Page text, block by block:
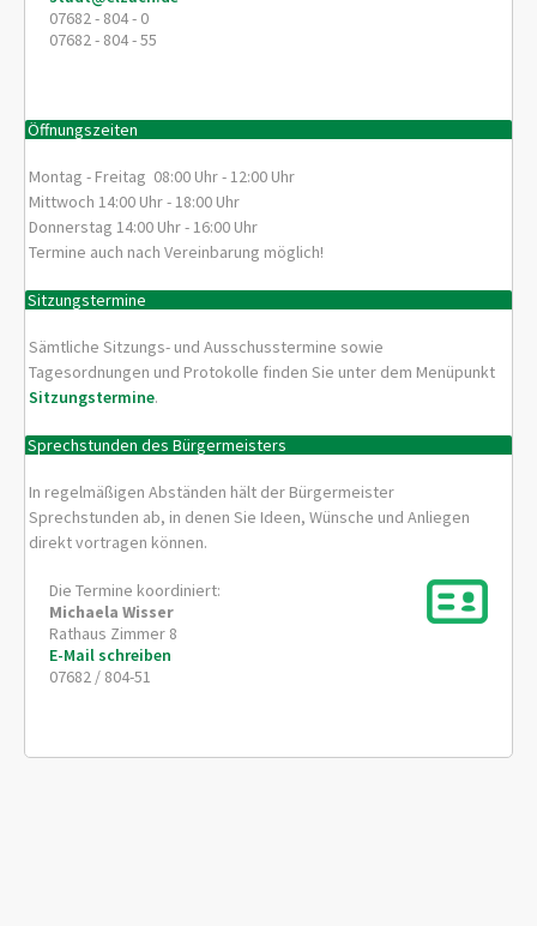
07682 - 804 - 0
07682 - 804 - 55
Öffnungszeiten
Montag - Freitag 08:00 Uhr - 12:00 Uhr
Mittwoch 14:00 Uhr - 18:00 Uhr
Donnerstag 14:00 Uhr - 16:00 Uhr
Termine auch nach Vereinbarung möglich!
Sitzungstermine
Sämtliche Sitzungs- und Ausschusstermine sowie
Tagesordnungen und Protokolle finden Sie unter dem Menüpunkt
Sitzungstermine.
Sprechstunden des Bürgermeisters
In regelmäßigen Abständen hält der Bürgermeister
Sprechstunden ab, in denen Sie Ideen, Wünsche und Anliegen
direkt vortragen können.
Die Termine koordiniert:
Michaela Wisser
Rathaus Zimmer 8
E-Mail schreiben
07682 / 804-51